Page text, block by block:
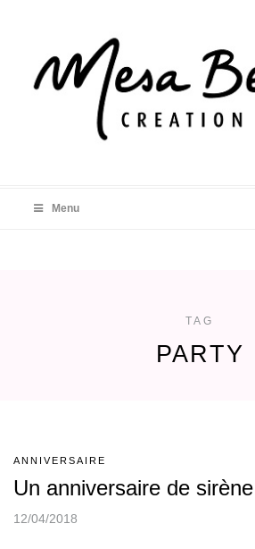
Menu
TAG
PARTY
ANNIVERSAIRE
Un anniversaire de sirène
12/04/2018